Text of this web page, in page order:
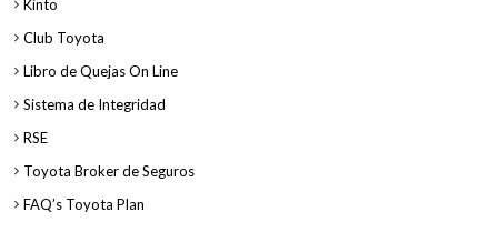
Kinto
Club Toyota
Libro de Quejas On Line
Sistema de Integridad
RSE
Toyota Broker de Seguros
FAQ’s Toyota Plan